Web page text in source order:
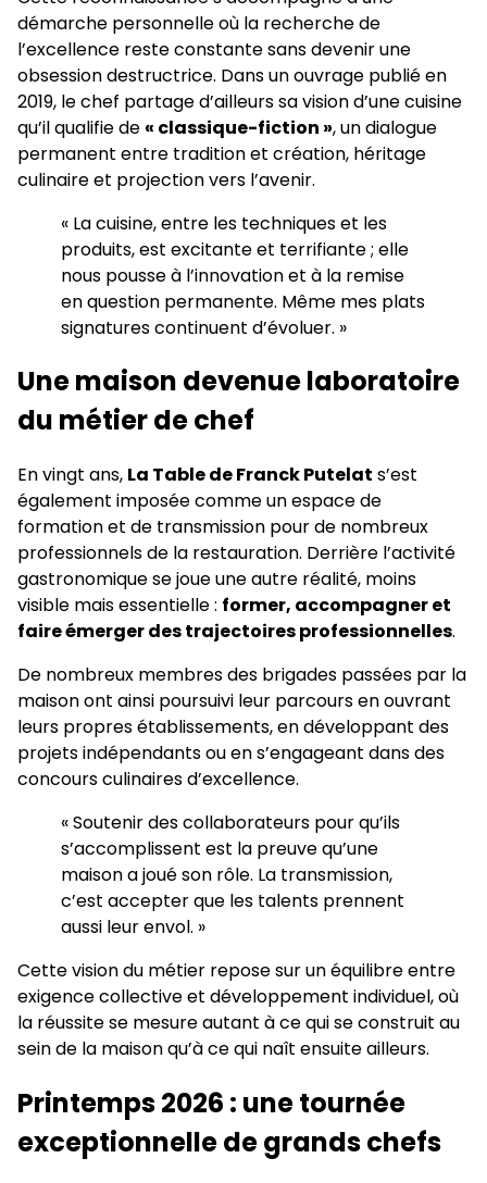
démarche personnelle où la recherche de
l’excellence reste constante sans devenir une
obsession destructrice. Dans un ouvrage publié en
2019, le chef partage d’ailleurs sa vision d’une cuisine
qu’il qualifie de « classique-fiction », un dialogue
permanent entre tradition et création, héritage
culinaire et projection vers l’avenir.
« La cuisine, entre les techniques et les
produits, est excitante et terrifiante ; elle
nous pousse à l’innovation et à la remise
en question permanente. Même mes plats
signatures continuent d’évoluer. »
Une maison devenue laboratoire
du métier de chef
En vingt ans, La Table de Franck Putelat s’est
également imposée comme un espace de
formation et de transmission pour de nombreux
professionnels de la restauration. Derrière l’activité
gastronomique se joue une autre réalité, moins
visible mais essentielle : former, accompagner et
faire émerger des trajectoires professionnelles.
De nombreux membres des brigades passées par la
maison ont ainsi poursuivi leur parcours en ouvrant
leurs propres établissements, en développant des
projets indépendants ou en s’engageant dans des
concours culinaires d’excellence.
« Soutenir des collaborateurs pour qu’ils
s’accomplissent est la preuve qu’une
maison a joué son rôle. La transmission,
c’est accepter que les talents prennent
aussi leur envol. »
Cette vision du métier repose sur un équilibre entre
exigence collective et développement individuel, où
la réussite se mesure autant à ce qui se construit au
sein de la maison qu’à ce qui naît ensuite ailleurs.
Printemps 2026 : une tournée
exceptionnelle de grands chefs